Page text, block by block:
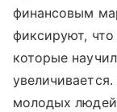
финансовым
фиксируют,
которые
молодых людей